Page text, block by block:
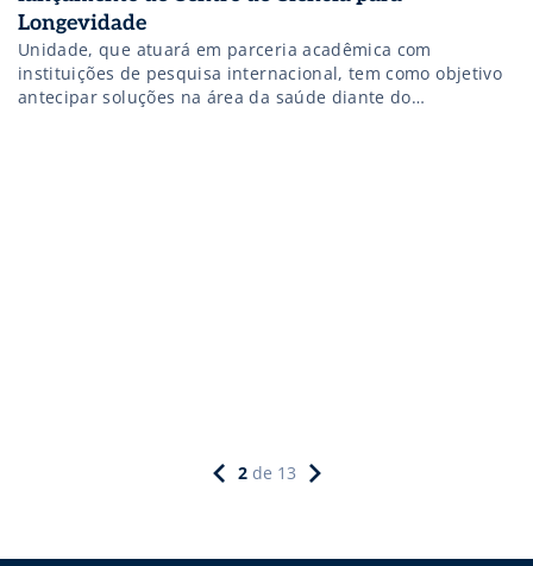
Longevidade
Unidade, que atuará em parceria acadêmica com
instituições de pesquisa internacional, tem como objetivo
antecipar soluções na área da saúde diante do
2 de 13